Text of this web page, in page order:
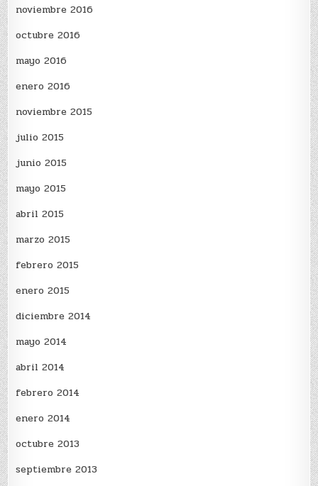
noviembre 2016
octubre 2016
mayo 2016
enero 2016
noviembre 2015
julio 2015
junio 2015
mayo 2015
abril 2015
marzo 2015
febrero 2015
enero 2015
diciembre 2014
mayo 2014
abril 2014
febrero 2014
enero 2014
octubre 2013
septiembre 2013